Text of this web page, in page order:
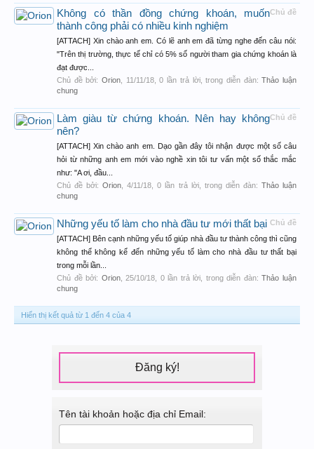
Chủ đề
Không có thần đồng chứng khoán, muốn
thành công phải có nhiều kinh nghiệm
[ATTACH] Xin chào anh em. Có lẽ anh em đã từng nghe đến câu nói:
"Trên thị trường, thực tế chỉ có 5% số người tham gia chứng khoán là
đạt được...
Chủ đề bởi:Orion 11/11/18, 0 lần trả lời, trong diễn đàn:Thảo luận
chung
Chủ đề
Làm giàu từ chứng khoán. Nên hay không
nên?
[ATTACH] Xin chào anh em. Dạo gần đây tôi nhận được một số câu
hỏi từ những anh em mới vào nghề xin tôi tư vấn một số thắc mắc
như: "A ơi, đầu...
Chủ đề bởi:Orion ,4/11/18 , 0 lần trả lời, trong diễn đàn: Thảo luận
chung
Chủ đề
Những yếu tố làm cho nhà đầu tư mới thất bại
[ATTACH] Bên cạnh những yếu tố giúp nhà đầu tư thành công thì cũng
không thể không kể đến những yếu tố làm cho nhà đầu tư thất bại
trong mỗi lần...
Chủ đề bởi: Orion,25/10/18 , 0 lần trả lời, trong diễn đàn:Thảo luận
chung
Hiển thị kết quả từ 1 đến 4 của 4
Đăng ký!
Tên tài khoản hoặc địa chỉ Email: